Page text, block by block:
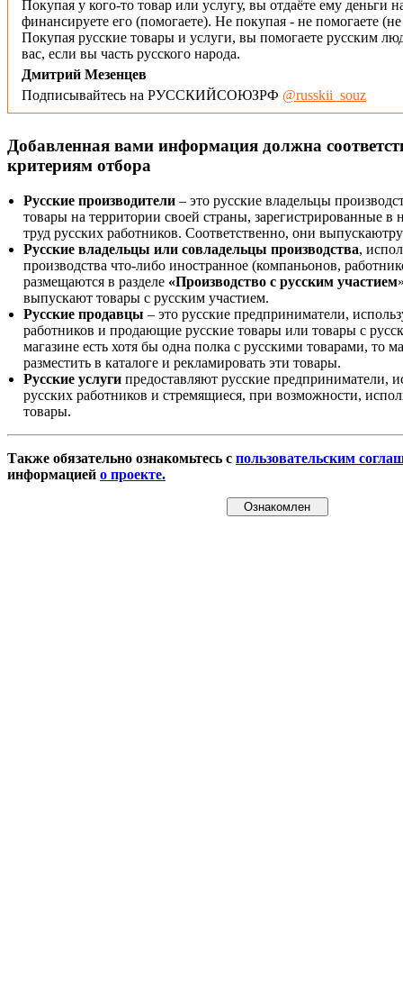
Покупая у кого-то товар или услугу, вы отдаёте ему деньги
финансируете его (помогаете). Не покупая - не помогаете
Покупая русские товары и услуги, вы помогаете русским
вас, если вы часть русского народа.
Дмитрий Мезенцев
Подписывайтесь на РУССКИЙСОЮЗРФ @russkii_souz
Добавленная вами информация должна
критериям отбора
Русские производители – это русские владельцы
товары на территории своей страны, зарегистрированные
труд русских работников. Соответственно, они
Русские владельцы или совладельцы производства,
производства что-либо иностранное (компаньонов,
размещаются в разделе «Производство с русским участием
выпускают товары с русским участием.
Русские продавцы – это русские предприниматели,
работников и продающие русские товары или товары с
магазине есть хотя бы одна полка с русскими товарами, то
разместить в каталоге и рекламировать эти товары.
Русские услуги предоставляют русские предприниматели,
русских работников и стремящиеся, при возможности,
товары.
Также обязательно ознакомьтесь с пользовательским
информацией о проекте.
Ознакомлен